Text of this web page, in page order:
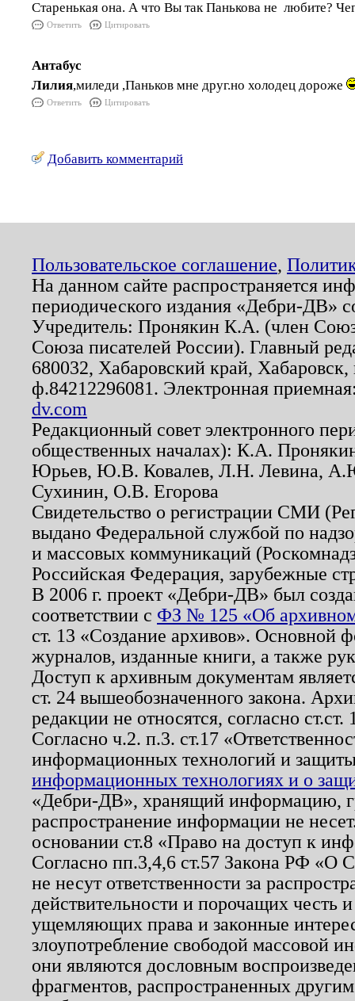
Старенькая она. А что Вы так Панькова не любите?
Ответить Цитировать
Антабус
Лилия,миледи ,Паньков мне друг.но холодец дороже
Ответить Цитировать
Добавить комментарий
Пользовательское соглашение,
На данном сайте распространяется
периодического издания «Дебри-ДВ»
Учредитель: Пронякин К.А. (член
Союза писателей России). Главный
680032, Хабаровский край,
ф.84212296081. Электронная
dv.com
Редакционный совет электронного
общественных началах): К.А.
Юрьев, Ю.В. Ковалев, Л.Н. Левина,
Сухинин, О.В. Егорова
Свидетельство о регистрации СМИ
выдано Федеральной службой по
и массовых коммуникаций
Российская Федерация, зарубежные
В 2006 г. проект «Дебри-ДВ» был
соответствии с ФЗ № 125 «Об
ст. 13 «Создание архивов». Основной
журналов, изданные книги, а также
Доступ к архивным документам
ст. 24 вышеобозначенного закона.
редакции не относятся, согласно
Согласно ч.2. п.3. ст.17
информационных технологий и
информационных технологиях и о
«Дебри-ДВ», хранящий информацию,
распространение информации не
основании ст.8 «Право на доступ к
Согласно пп.3,4,6 ст.57 Закона РФ «О
не несут ответственности за
действительности и порочащих честь
ущемляющих права и законные
злоупотребление свободой массовой
они являются дословным
фрагментов, распространенных